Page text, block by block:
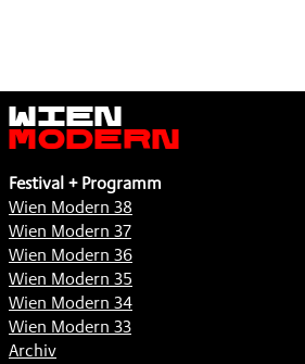
Wien
Modern
Festival + Programm
Wien Modern 38
Wien Modern 37
Wien Modern 36
Wien Modern 35
Wien Modern 34
Wien Modern 33
Archiv